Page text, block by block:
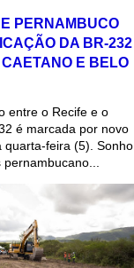
PERNAMBUCO
DA BR-232
E BELO
entre o Recife e o
é marcada por novo
quarta-feira (5). Sonho